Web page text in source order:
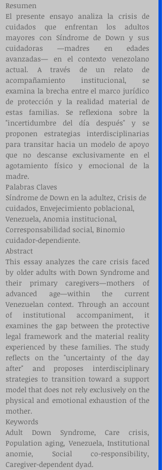
Resumen
El presente ensayo analiza la crisis de
cuidados que enfrentan los adultos
mayores con Síndrome de Down y sus
cuidadoras —madres en edades
avanzadas— en el contexto venezolano
actual. A través de un relato de
acompañamiento institucional, se
examina la brecha entre el marco jurídico
de protección y la realidad material de
estas familias. Se reflexiona sobre la
"incertidumbre del día después" y se
proponen estrategias interdisciplinarias
para transitar hacia un modelo de apoyo
que no descanse exclusivamente en el
agotamiento físico y emocional de la
madre.
Palabras Claves
Síndrome de Down en la adultez, Crisis de
cuidados, Envejecimiento poblacional,
Venezuela, Anomia institucional,
Corresponsabilidad social, Binomio
cuidador-dependiente.
Abstract
This essay analyzes the care crisis faced
by older adults with Down Syndrome and
their primary caregivers—mothers of
advanced age—within the current
Venezuelan context. Through an account
of institutional accompaniment, it
examines the gap between the protective
legal framework and the material reality
experienced by these families. The study
reflects on the "uncertainty of the day
after" and proposes interdisciplinary
strategies to transition toward a support
model that does not rely exclusively on the
physical and emotional exhaustion of the
mother.
Keywords
Adult Down Syndrome, Care crisis,
Population aging, Venezuela, Institutional
anomie, Social co-responsibility,
Caregiver-dependent dyad.